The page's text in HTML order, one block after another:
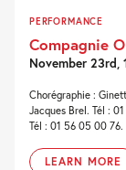
PERFORMANCE
Compagnie
November 23rd,
Chorégraphie :
Jacques Brel. Tél :
Tél : 01 56 05 00 76.
LEARN MORE